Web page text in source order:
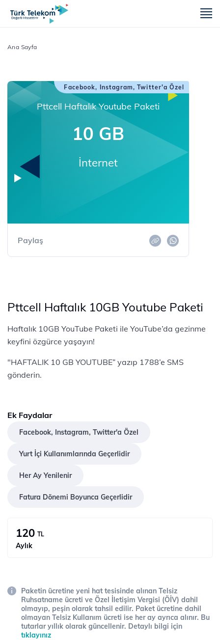
Ana Sayfa
Facebook, Instagram, Twitter'a Özel
Pttcell Haftalık Youtube Paketi
10 GB
İnternet
Paylaş
Pttcell Haftalık 10GB Youtube Paketi
Haftalık 10GB YouTube Paketi ile YouTube’da gezinme
keyfini özgürce yaşayın!
"HAFTALIK 10 GB YOUTUBE” yazıp 1788’e SMS
gönderin.
Ek Faydalar
Facebook, Instagram, Twitter'a Özel
Yurt İçi Kullanımlarında Geçerlidir
Her Ay Yenilenir
Fatura Dönemi Boyunca Geçerlidir
120 TL
Aylık
Paketin ücretine yeni hat tesisinde alınan Telsiz
Ruhsatname ücreti ve Özel İletişim Vergisi (ÖİV) dahil
olmayıp, peşin olarak tahsil edilir. Paket ücretine dahil
olmayan Telsiz Kullanım ücreti ise her ay ayrıca alınır. Bu
tutarlar yıllık olarak güncellenir. Detaylı bilgi için
tıklayınız